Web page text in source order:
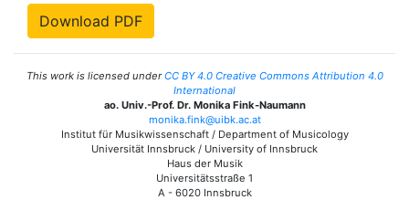
Download PDF
This work is licensed underCC BY 4.0 Creative Commons Attribution 4.0
International
ao. Univ.-Prof. Dr. Monika Fink-Naumann
monika.fink@uibk.ac.at
Institut für Musikwissenschaft / Department of Musicology
Universität Innsbruck / University of Innsbruck
Haus der Musik
Universitätsstraße 1
A - 6020 Innsbruck